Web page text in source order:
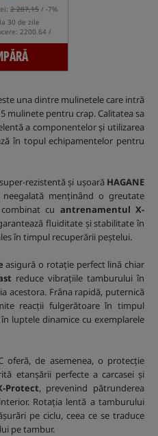
2 287,15 / -7%
30 de zile
2200.64 /
una dintre mulinetele care intră
mulinete pentru crap. Calitatea sa
a componentelor și utilizarea
în topul echipamentelor pentru
rezistentă și ușoară HAGANE
menținând o greutate
cu antrenamentul X-
fluiditate și stabilitate în
în timpul recuperării peștelui.
asigură o rotație perfect lină chiar
reduce vibrațiile tamburului în
acestora. Frâna rapidă, puternică
reacții fulgerătoare în timpul
luptele dinamice cu exemplarele
oferă, de asemenea, o protecție
etanșării perfecte a carcasei și
Protect, prevenind pătrunderea
Rotația lentă a tamburului
pe ciclu, ceea ce se traduce
pe tambur.